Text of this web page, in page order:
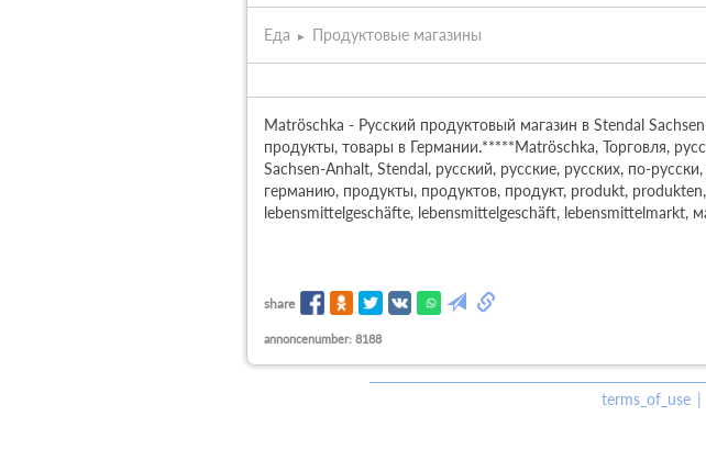
Еда Продуктовые магазины
Matröschka - Русский продуктовый магазин в Stendal
продукты, товары в Германии.*****Matröschka, Торговля,
Sachsen-Anhalt, Stendal, русский, русские, русских, по-
германию, продукты, продуктов, продукт, produkt,
lebensmittelgeschäfte, lebensmittelgeschäft, lebensmittelmarkt,
share
annoncenumber: 8188
terms_of_use